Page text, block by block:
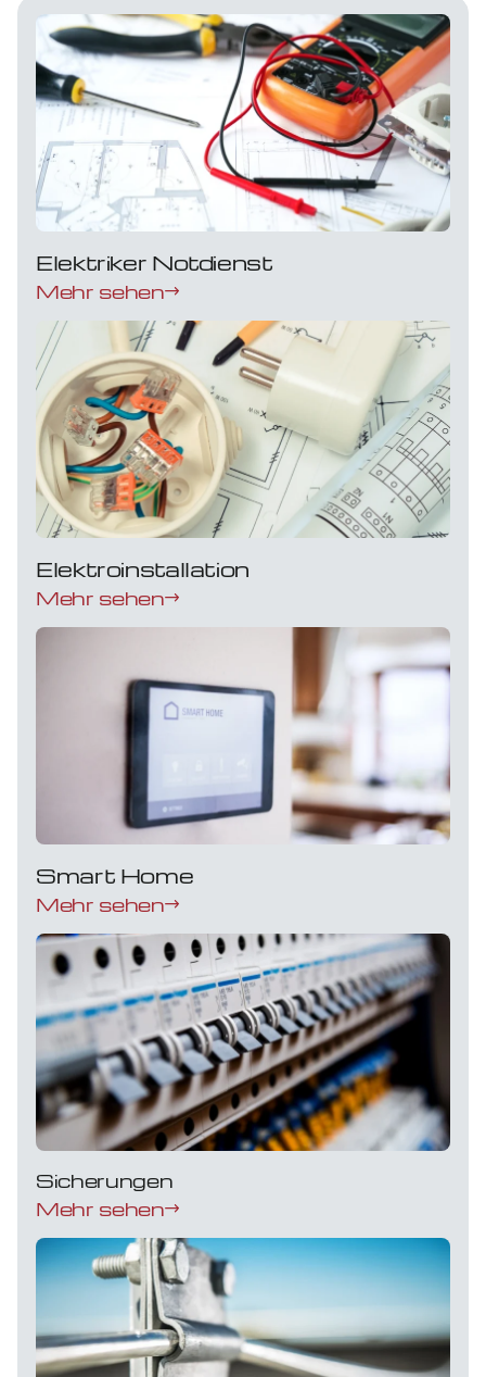
Elektriker Notdienst
Mehr sehen
Elektroinstallation
Mehr sehen
Smart Home
Mehr sehen
Sicherungen
Mehr sehen